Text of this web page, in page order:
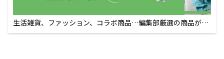
生活雑貨、ファッション、コラボ商品…編集部厳選の商品が買
えるECサイト